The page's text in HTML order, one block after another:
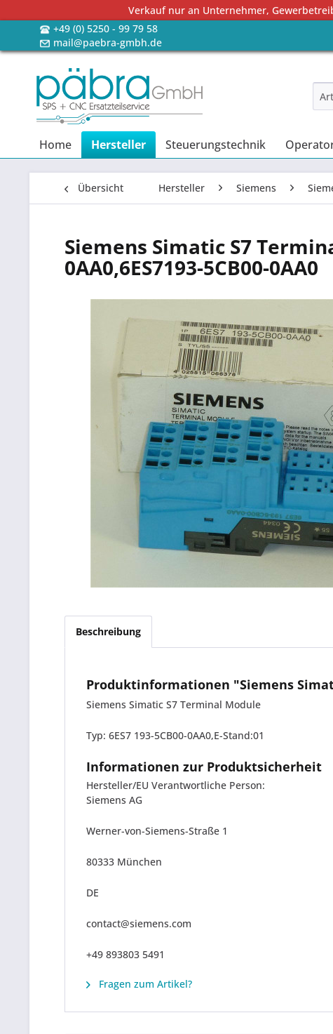
Verkauf nur an Unternehmer,
+49 (0) 5250 - 99 79 58
mail@paebra-gmbh.de
Home Hersteller Steuerungstechnik
Übersicht Hersteller Siemens
Siemens Simatic S7
0AA0,6ES7193-5CB00-0AA0
Beschreibung
Produktinformationen "Siemens Simatic
Siemens Simatic S7 Terminal Module
Typ: 6ES7 193-5CB00-0AA0,E-Stand:01
Informationen zur Produktsicherheit
Hersteller/EU Verantwortliche Person:
Siemens AG
Werner-von-Siemens-Straße 1
80333 München
DE
contact@siemens.com
+49 893803 5491
Fragen zum Artikel?